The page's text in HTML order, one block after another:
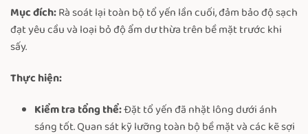
Mục đích:Rà soát lại toàn bộ tổ yến lần cuối, đảm bảo độ sạch
đạt yêu cầu và loại bỏ độ ẩm dư thừa trên bề mặt trước khi
sấy.
Thực hiện:
Kiểm tra tổng thể:Đặt tổ yến đã nhặt lông dưới ánh
sáng tốt. Quan sát kỹ lưỡng toàn bộ bề mặt và các kẽ sợi